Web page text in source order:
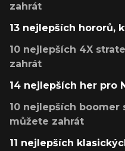
zahrát
13 nejlepších hororů,
10 nejlepších 4X
zahrát
14 nejlepších her pro
10 nejlepších
můžete zahrát
11 nejlepších